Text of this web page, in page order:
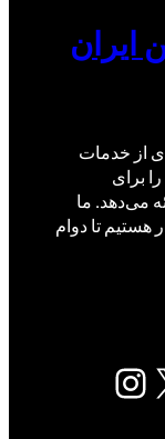
ایران
از خدمات
برای
می‌دهد. ما
هستیم تا دوام
اینستاگرم